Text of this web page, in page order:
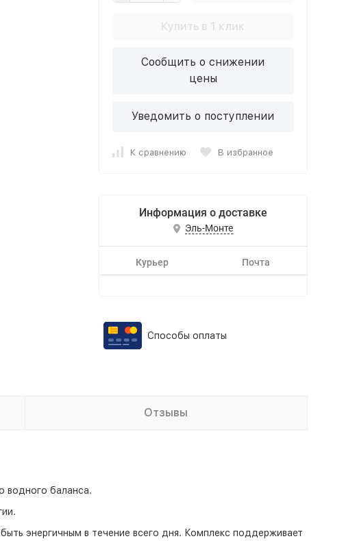
Купить в 1 клик
Сообщить о снижении
цены
Уведомить о поступлении
К сравнению В избранное
Информация о доставке
Эль-Монте
Курьер Почта
Способы оплаты
Отзывы
водного баланса.
энергичным в течение всего дня. Комплекс поддерживает